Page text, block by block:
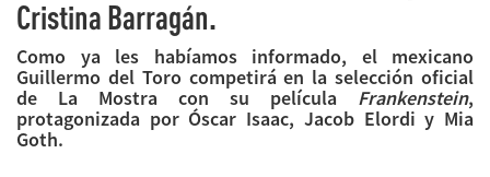
Cristina Barragán.
Como ya les habíamos informado, el mexicano
Guillermo del Toro competirá en la selección oficial
de La Mostra con su película Frankenstein,
protagonizada por Óscar Isaac, Jacob Elordi y Mia
Goth.